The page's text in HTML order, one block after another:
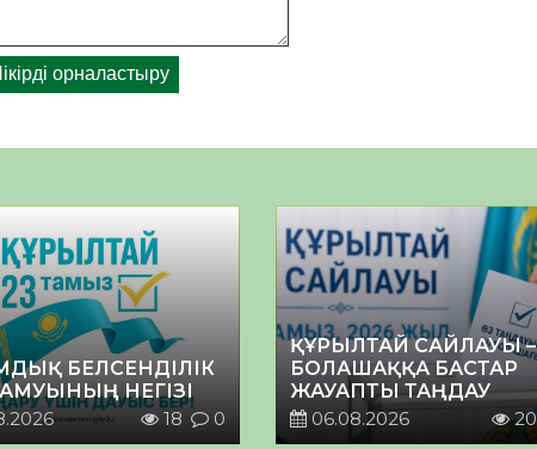
БЕЛСЕНДІЛІК
НЕГІЗІ
18 0
ҚҰРЫЛТАЙ САЙЛАУЫ –
БОЛАШАҚҚА БАСТАР
ЖАУАПТЫ ТАҢДАУ
06.08.2026
20